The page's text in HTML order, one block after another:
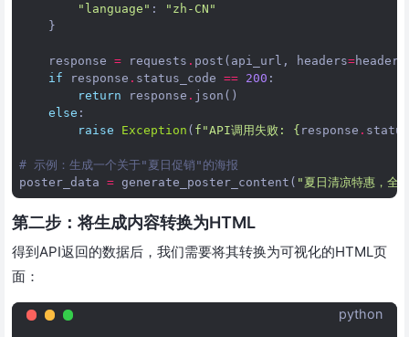
"language" :
"zh-CN"
}
response = requests . post ( api_url , headers=headers
if
response . status_code == 200 :
return
response . json ()
else :
raise
Exception ( f "API调用失败: { response .
# 示例：生成一个关于"夏日促销"的海报
poster_data = generate_poster_content ( "夏日清凉特惠，全
第二步：将生成内容转换为HTML
得到API返回的数据后，我们需要将其转换为可视化的HTML页
面：
python